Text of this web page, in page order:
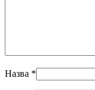
Назва *